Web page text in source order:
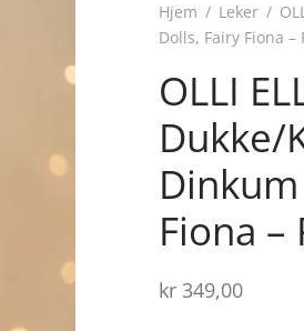
Hjem / Leker /
Dolls, Fairy Fiona –
OLLI
Dukke/
Fiona –
kr 349,00